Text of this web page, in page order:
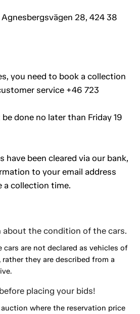
28, 424 38
you need to book a collection
service +46 723
done no later than Friday 19
have been cleared via our bank,
to your email address
a collection time.
about the condition of the cars.
are not declared as vehicles of
they are described from a
placing your bids!
where the reservation price